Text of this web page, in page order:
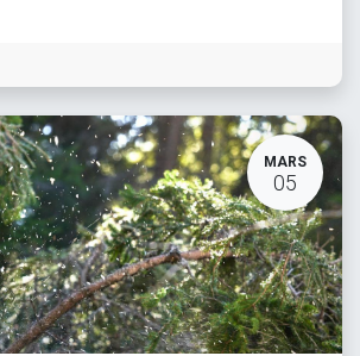
MARS
05